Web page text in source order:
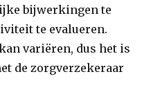
bijwerkingen te
te evalueren.
variëren, dus het is
de zorgverzekeraar